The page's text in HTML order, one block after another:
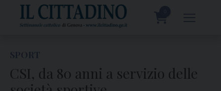
content
CSI, da 80 anni a servizio delle